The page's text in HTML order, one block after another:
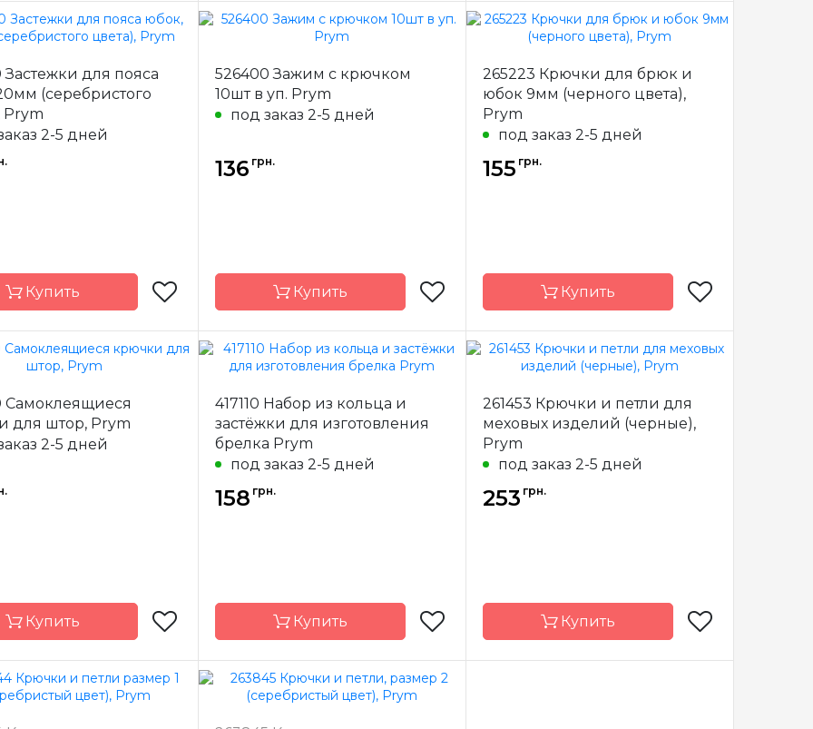
Австралия
Страна-
производитель
Австралия
Назначение
Страна-
производитель
Австралия
Назначение
Застежки для пояса
(серебристого
Prym
2-5 дней
Купить
Германия
526400 Зажим с крючком
10шт в уп. Prym
под заказ 2-5 дней
136 грн.
Купить
Страна-
производитель
Германия
Назначение
265223 Крючки для брюк и
юбок 9мм (черного цвета),
Prym
под заказ 2-5 дней
155 грн.
Купить
Страна-
производитель
Германия
Назначение
Самоклеящиеся
для штор, Prym
2-5 дней
Купить
417110 Набор из кольца и
застёжки для изготовления
брелка Prym
под заказ 2-5 дней
158 грн.
Купить
261453 Крючки и петли для
меховых изделий (черные),
Prym
под заказ 2-5 дней
253 грн.
Купить